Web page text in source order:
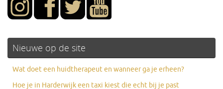
Nieuwe op de site
Wat doet een huidtherapeut en wanneer ga je erheen?
Hoe je in Harderwijk een taxi kiest die echt bij je past